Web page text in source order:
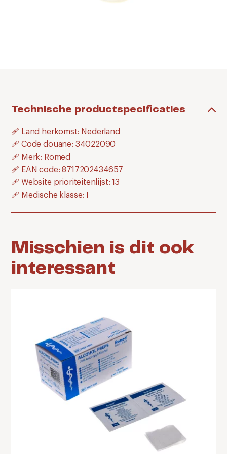
Technische productspecificaties
🩹 Land herkomst: Nederland
🩹 Code douane: 34022090
🩹 Merk: Romed
🩹 EAN code: 8717202434657
🩹 Website prioriteitenlijst: 13
🩹 Medische klasse: I
Misschien is dit ook
interessant